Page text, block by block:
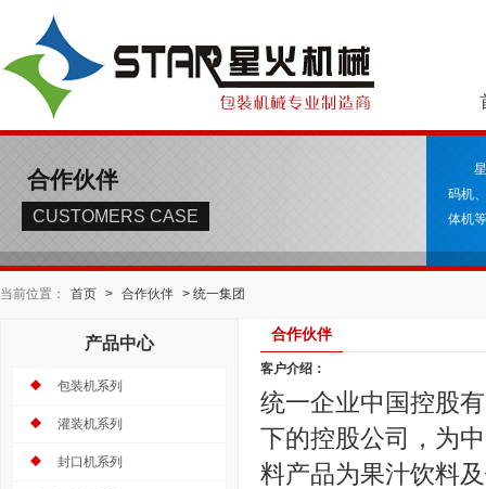
合作伙伴
CUSTOMERS CASE
码机
体机
当前位置： 首页 > 合作伙伴 > 统一集团
产品中心
包装机系列
灌装机系列
封口机系列
合作伙伴
客户介绍：
统一企业中国控股
下的控股公司，为
料产品为果汁饮料